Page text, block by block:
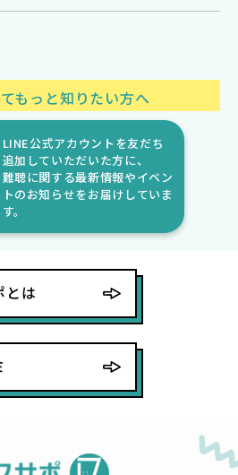
もっと知りたい方へ
LINE公式アカウントを友だち
追加していただいた方に、
難聴に関する最新情報やイベン
トのお知らせをお届けしていま
す。
とは